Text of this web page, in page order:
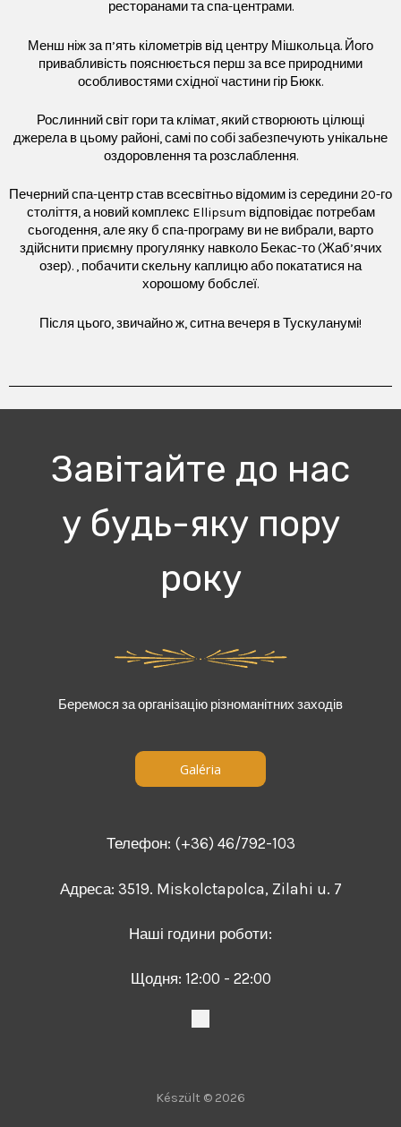
ресторанами та спа-центрами.
Менш ніж за п’ять кілометрів від центру Мішкольца. Його
привабливість пояснюється перш за все природними
особливостями східної частини гір Бюкк.
Рослинний світ гори та клімат, який створюють цілющі
джерела в цьому районі, самі по собі забезпечують унікальне
оздоровлення та розслаблення.
Печерний спа-центр став всесвітньо відомим із середини 20-го
століття, а новий комплекс Ellipsum відповідає потребам
сьогодення, але яку б спа-програму ви не вибрали, варто
здійснити приємну прогулянку навколо Бекас-то (Жаб’ячих
озер). , побачити скельну каплицю або покататися на
хорошому бобслеї.
Після цього, звичайно ж, ситна вечеря в Тускуланумі!
Завітайте до нас
у будь-яку пору
року
Беремося за організацію різноманітних заходів
Galéria
Телефон: (+36) 46/792-103
Адреса: 3519. Miskolctapolca, Zilahi u. 7
Наші години роботи:
Щодня: 12:00 - 22:00
Készült © 2026